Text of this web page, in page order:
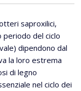
saproxilici,
periodo del ciclo
dipendono dal
la loro estrema
di legno
nel ciclo dei